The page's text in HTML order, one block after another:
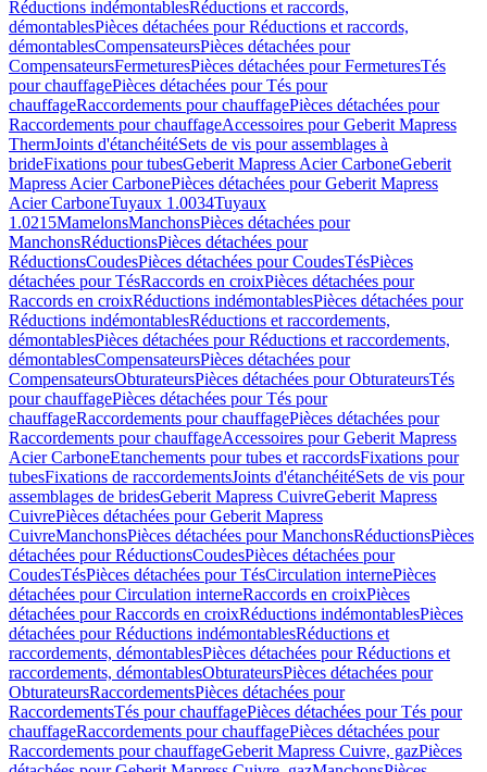
Réductions indémontablesRéductions et raccords,
démontablesPièces détachées pour Réductions et raccords,
démontablesCompensateursPièces détachées pour
CompensateursFermeturesPièces détachées pour FermeturesTés
pour chauffagePièces détachées pour Tés pour
chauffageRaccordements pour chauffagePièces détachées pour
Raccordements pour chauffageAccessoires pour Geberit Mapress
ThermJoints d'étanchéitéSets de vis pour assemblages à
brideFixations pour tubesGeberit Mapress Acier CarboneGeberit
Mapress Acier CarbonePièces détachées pour Geberit Mapress
Acier CarboneTuyaux 1.0034Tuyaux
1.0215MamelonsManchonsPièces détachées pour
ManchonsRéductionsPièces détachées pour
RéductionsCoudesPièces détachées pour CoudesTésPièces
détachées pour TésRaccords en croixPièces détachées pour
Raccords en croixRéductions indémontablesPièces détachées pour
Réductions indémontablesRéductions et raccordements,
démontablesPièces détachées pour Réductions et raccordements,
démontablesCompensateursPièces détachées pour
CompensateursObturateursPièces détachées pour ObturateursTés
pour chauffagePièces détachées pour Tés pour
chauffageRaccordements pour chauffagePièces détachées pour
Raccordements pour chauffageAccessoires pour Geberit Mapress
Acier CarboneEtanchements pour tubes et raccordsFixations pour
tubesFixations de raccordementsJoints d'étanchéitéSets de vis pour
assemblages de bridesGeberit Mapress CuivreGeberit Mapress
CuivrePièces détachées pour Geberit Mapress
CuivreManchonsPièces détachées pour ManchonsRéductionsPièces
détachées pour RéductionsCoudesPièces détachées pour
CoudesTésPièces détachées pour TésCirculation internePièces
détachées pour Circulation interneRaccords en croixPièces
détachées pour Raccords en croixRéductions indémontablesPièces
détachées pour Réductions indémontablesRéductions et
raccordements, démontablesPièces détachées pour Réductions et
raccordements, démontablesObturateursPièces détachées pour
ObturateursRaccordementsPièces détachées pour
RaccordementsTés pour chauffagePièces détachées pour Tés pour
chauffageRaccordements pour chauffagePièces détachées pour
Raccordements pour chauffageGeberit Mapress Cuivre, gazPièces